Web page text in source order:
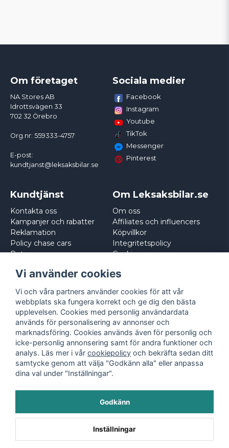
Om företaget
NA Stores AB
Idrottsvägen 33
702 32 Örebro
Org.nr: 559333-4757
E-post:
kundtjanst@leksaksbilar.se
Sociala medier
Facebook
Instagram
Youtube
TikTok
Messenger
Pinterest
Kundtjänst
Kontakta oss
Kampanjer och rabatter
Reklamation
Policy chase cars
Returnera
Om Leksaksbilar.se
Om oss
Affiliates och influencers
Köpvillkor
Integritetspolicy
Cookies
Vi använder cookies
Vi och våra partners använder cookies för att vår
webbplats ska fungera korrekt och ge dig den bästa
upplevelsen. Cookies med personlig användardata
används för personalisering av annonser och
marknadsföring. Cookies används även för personlig och
icke-personlig annonsering samt för andra funktioner och
analys. Läs mer i vår cookiepolicy och bekräfta sedan ditt
samtycke genom att välja "Godkänn alla" eller anpassa
dina val under "Inställningar".
Godkänn
Inställningar